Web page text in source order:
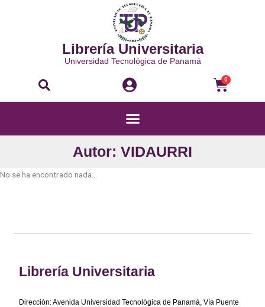
Librería Universitaria
Universidad Tecnológica de Panamá
Buscar 0
Menú
Autor: VIDAURRI
No se ha encontrado nada...
Librería Universitaria
Dirección: Avenida Universidad Tecnológica de Panamá, Vía Puente